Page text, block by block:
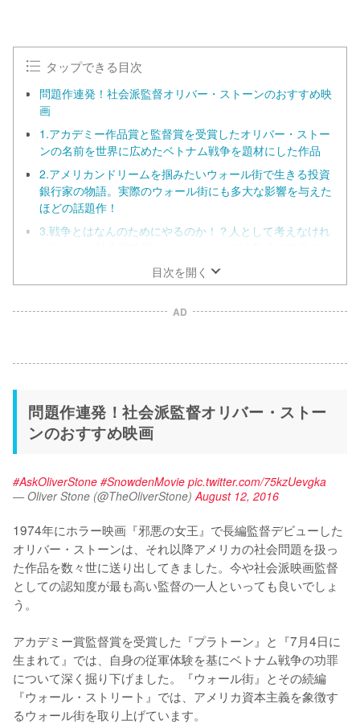
タップできる目次
問題作連発！社会派監督オリバー・ストーンのおすすめ映
画
1.アカデミー作品賞と監督賞を受賞したオリバー・ストー
ンの名前を世界に広めたベトナム戦争を題材にした作品
2.アメリカンドリームを掴みたいウォール街で生きる投資
銀行家の物語。実際のウォール街にも多大な影響を与えた
ほどの話題作！
3.戦争とはなんのためにやるのか！？人として考えなけれ
4.大統領暗殺をめぐる唯一の訴訟であるクレイ・ショー裁
判にいたる捜査を映画化！真実は自らの目で暴け！
目次を開く
AD
問題作連発！社会派監督オリバー・ストー
ンのおすすめ映画
#AskOliverStone #SnowdenMovie pic.twitter.com/75kzUevgka
— Oliver Stone (@TheOliverStone)August 12, 2016
1974年にホラー映画『邪悪の女王』で長編監督デビューした
オリバー・ストーンは、それ以降アメリカの社会問題を扱っ
た作品を数々世に送り出してきました。今や社会派映画監督
としての認知度が最も高い監督の一人といっても良いでしょ
う。
アカデミー賞監督賞を受賞した『プラトーン』と『7月4日に
生まれて』では、自身の従軍体験を基にベトナム戦争の功罪
について深く掘り下げました。『ウォール街』とその続編
『ウォール・ストリート』では、アメリカ資本主義を象徴す
るウォール街を取り上げています。